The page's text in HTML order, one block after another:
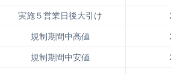
実施５営業日後大引け
規制期間中高値
規制期間中安値